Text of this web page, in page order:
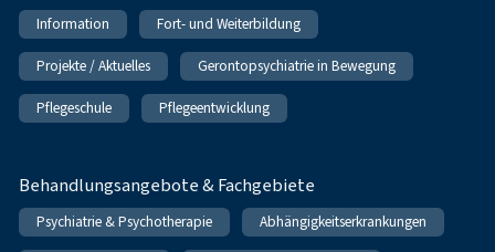
Information Fort- und Weiterbildung
Projekte / Aktuelles Gerontopsychiatrie in Bewegung
Pflegeschule Pflegeentwicklung
Behandlungsangebote & Fachgebiete
Psychiatrie & Psychotherapie Abhängigkeitserkrankungen